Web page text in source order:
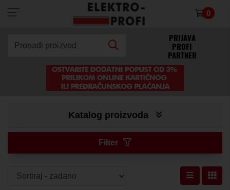
×
0
Pronađi proizvod
PRIJAVA
PROFI
PARTNER
Katalog proizvoda
Filter